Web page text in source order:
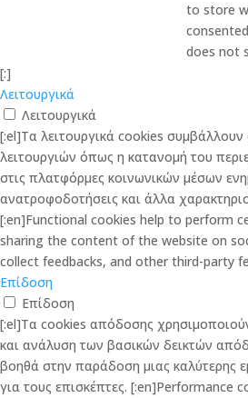
to store
does not
[:]
Λειτουργικά
Λειτουργικά
[:el]Τα λειτουργικά cookies συμβάλλουν
λειτουργιών όπως η κατανομή του
στις πλατφόρμες κοινωνικών μέσων
ανατροφοδοτήσεις και άλλα
[:en]Functional cookies help to perform
sharing the content of the website on
collect feedbacks, and other third-party
Επίδοση
Επίδοση
[:el]Τα cookies απόδοσης
και ανάλυση των βασικών δεικτών
βοηθά στην παράδοση μιας καλύτερης
για τους επισκέπτες. [:en]Performance